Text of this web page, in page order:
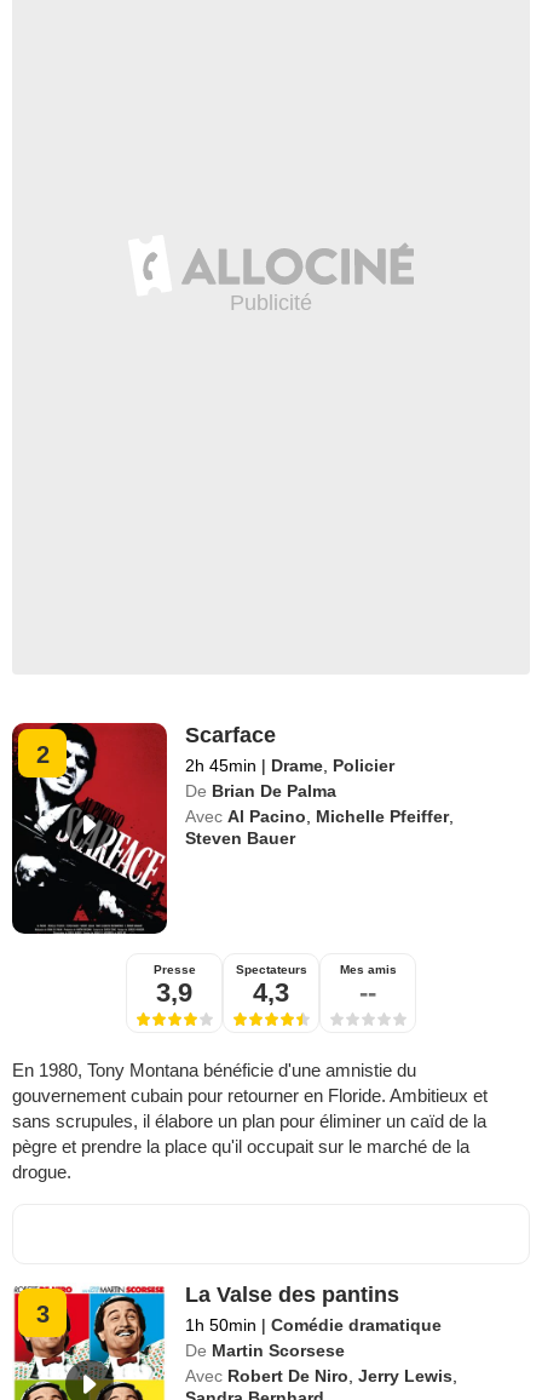
2
Scarface
2h 45min | Drame Policier
De Brian De Palma
Avec Al Pacino Michelle Pfeiffer,
Steven Bauer
Presse
3,9
Spectateurs
4,3
Mes amis
--
En 1980, Tony Montana bénéficie d'une amnistie du
gouvernement cubain pour retourner en Floride. Ambitieux et
sans scrupules, il élabore un plan pour éliminer un caïd de la
pègre et prendre la place qu'il occupait sur le marché de la
drogue.
3
La Valse des pantins
1h 50min | Comédie dramatique
De Martin Scorsese
Avec Robert De Niro ,Jerry Lewis